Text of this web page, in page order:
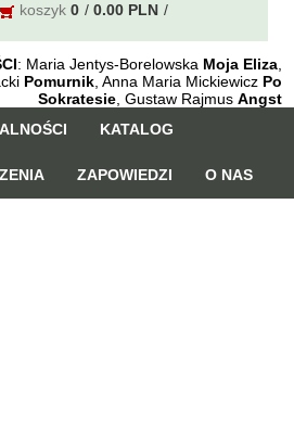
koszyk 0 0.00 PLN
: Maria Jentys-Borelowska Moja Eliza,
Pomurnik, Anna Maria Mickiewicz Po
Sokratesie, Gustaw Rajmus Angst
KATALOG
ZAPOWIEDZI O NAS